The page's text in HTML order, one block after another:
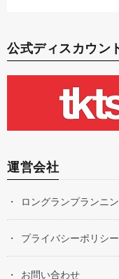
公式ディスカウン
運営会社
ロングランプランニ
プライバシーポリシー
お問い合わせ